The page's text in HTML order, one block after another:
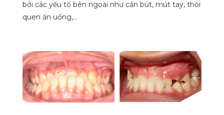
bởi các yếu tố bên ngoài như cắn bút, mút tay, thói
quen ăn uống,…